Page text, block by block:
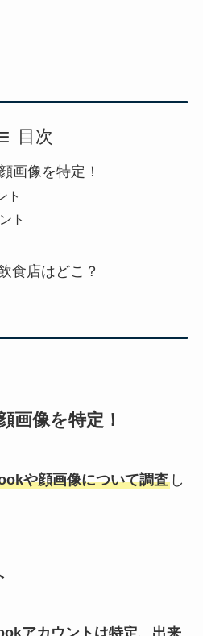
目次
画像を特定！
ト
ト
食店はどこ？
画像を特定！
や顔画像について調査し
アカウントは特定、出来